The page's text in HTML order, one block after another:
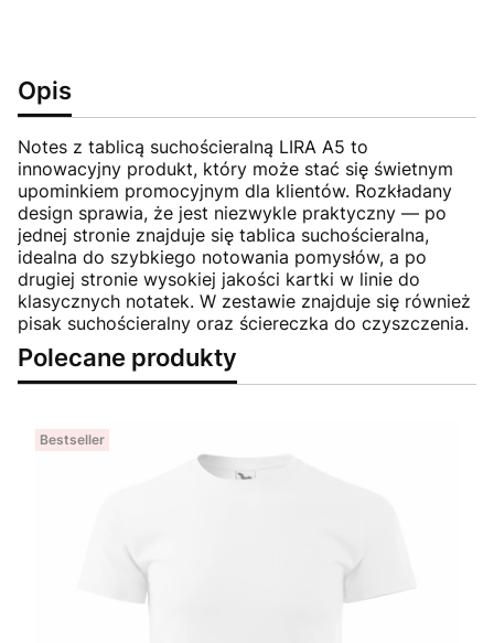
Opis
Notes z tablicą suchościeralną LIRA A5 to
innowacyjny produkt, który może stać się świetnym
upominkiem promocyjnym dla klientów. Rozkładany
design sprawia, że jest niezwykle praktyczny — po
jednej stronie znajduje się tablica suchościeralna,
idealna do szybkiego notowania pomysłów, a po
drugiej stronie wysokiej jakości kartki w linie do
klasycznych notatek. W zestawie znajduje się również
pisak suchościeralny oraz ściereczka do czyszczenia.
Polecane produkty
Bestseller